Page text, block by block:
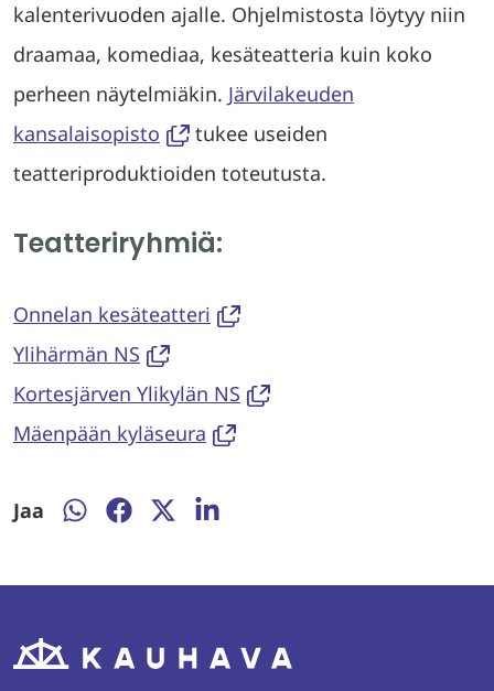
kalenterivuoden ajalle. Ohjelmistosta löytyy niin
draamaa, komediaa, kesäteatteria kuin koko
perheen näytelmiäkin. Järvilakeuden
kansalaisopisto
tukee useiden
teatteriproduktioiden toteutusta.
Teatteriryhmiä:
Onnelan kesäteatteri
Ylihärmän NS
Kortesjärven Ylikylän NS
Mäenpään kyläseura
Jaa
Jaa
Jaa
Jaa
Jaa